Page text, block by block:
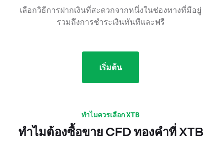
เลือกวิธีการฝากเงินที่สะดวกจากหนึ่งในช่องทางที่มีอยู่
รวมถึงการชำระเงินทันทีและฟรี
เริ่มต้น
ทำไมควรเลือก XTB
ทำไมต้องซื้อขาย CFD ทองคำที่ XTB